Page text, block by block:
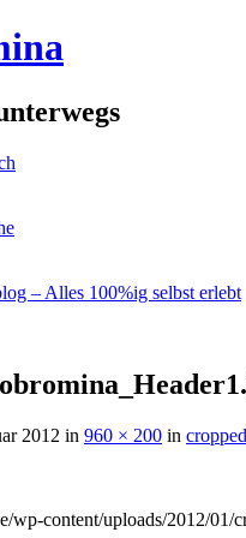
– Alles 100%ig selbst erlebt
2012 in 960 × 200 in
wp-content/uploads/2012/01/